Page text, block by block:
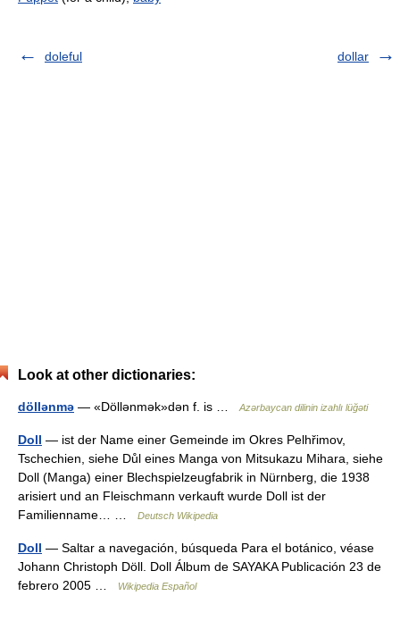
doleful dollar
Look at other dictionaries:
döllənmə — «Döllənmək»dən f. is … Azərbaycan dilinin izahlı lüğəti
Doll — ist der Name einer Gemeinde im Okres Pelhřimov,
Tschechien, siehe Důl eines Manga von Mitsukazu Mihara, siehe
Doll (Manga) einer Blechspielzeugfabrik in Nürnberg, die 1938
arisiert und an Fleischmann verkauft wurde Doll ist der
Familienname… …
Deutsch Wikipedia
Doll — Saltar a navegación, búsqueda Para el botánico, véase
Johann Christoph Döll. Doll Álbum de SAYAKA Publicación 23 de
febrero 2005 …
Wikipedia Español